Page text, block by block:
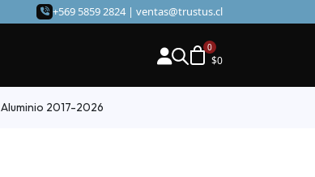
+569 5859 2824 | ventas@trustus.cl
$0
2017-2026